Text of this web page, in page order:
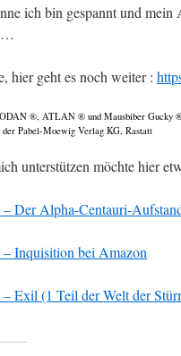
ich bin gespannt und
…
hier geht es noch weiter :
®, ATLAN ® und Mausbiber Gucky ®
der Pabel-Moewig Verlag KG, Rastatt
unterstützen möchte hier
Der Alpha-Centauri-
Inquisition bei Amazon
Exil (1 Teil der Welt der